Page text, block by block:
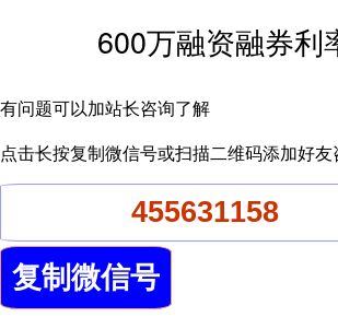
600万融资融券利
有问题可以加站长咨询了解
点击长按复制微信号或扫描二维码添加好友